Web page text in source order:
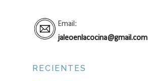
Email:
jaleoenlacocina@gmail.com
RECIENTES